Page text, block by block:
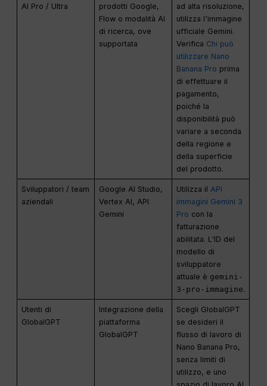
AI Pro / Ultra
prodotti Google,
Flow o modalità AI
di ricerca, ove
supportata
ad alta risoluzione,
utilizza l'immagine
ufficiale Gemini.
Verifica Chi può
utilizzare Nano
Banana Pro prima
di effettuare il
pagamento,
poiché la
disponibilità può
variare a seconda
della regione e
della superficie
del prodotto.
Sviluppatori / team
aziendali
Google AI Studio,
Vertex AI, API
Gemini
Utilizza il API
immagini Gemini 3
Pro con la
fatturazione
abilitata. L'ID del
modello di
sviluppatore
attuale è gemini-
3-pro-immagine.
Utenti di
GlobalGPT
Integrazione della
piattaforma
GlobalGPT
Scegli GlobalGPT
se desideri il
flusso di lavoro di
Nano Banana Pro,
senza limiti di
utilizzo, e uno